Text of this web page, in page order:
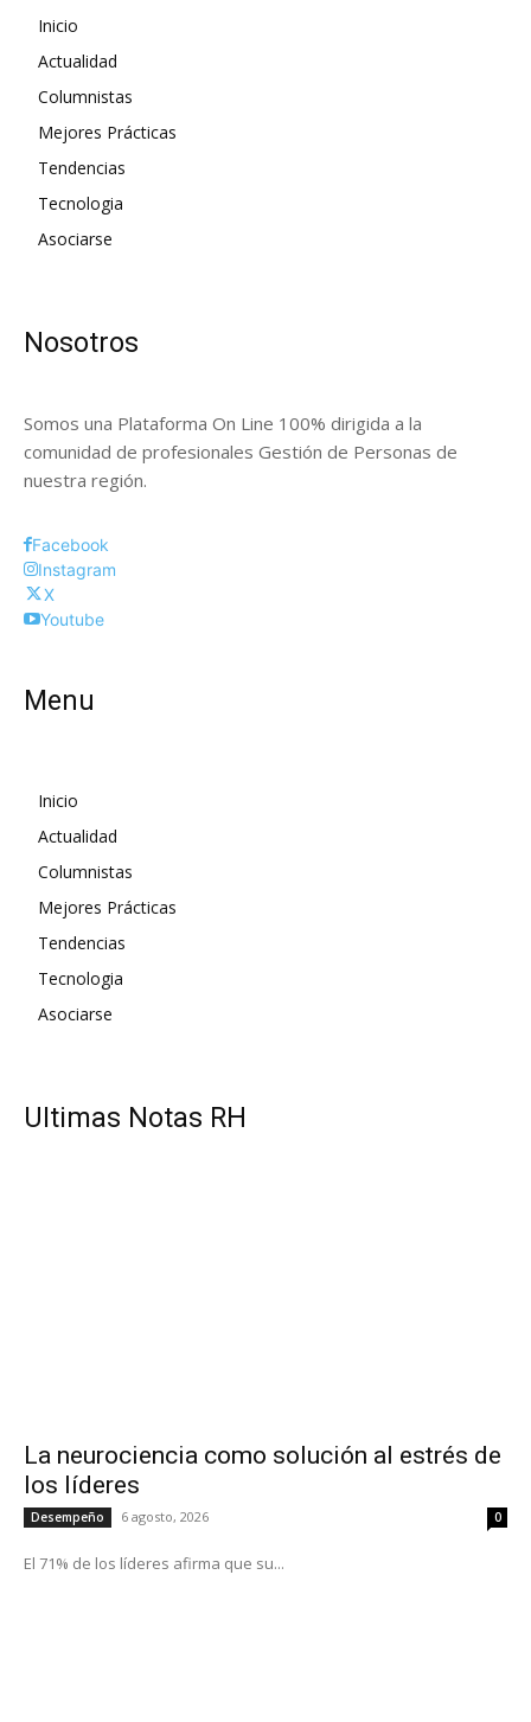
Inicio
Actualidad
Columnistas
Mejores Prácticas
Tendencias
Tecnologia
Asociarse
Nosotros
Somos una Plataforma On Line 100% dirigida a la
comunidad de profesionales Gestión de Personas de
nuestra región.
Facebook
Instagram
X
Youtube
Menu
Inicio
Actualidad
Columnistas
Mejores Prácticas
Tendencias
Tecnologia
Asociarse
UItimas Notas RH
La neurociencia como solución al estrés de
los líderes
Desempeño 6 agosto, 2026 0
El 71% de los líderes afirma que su...